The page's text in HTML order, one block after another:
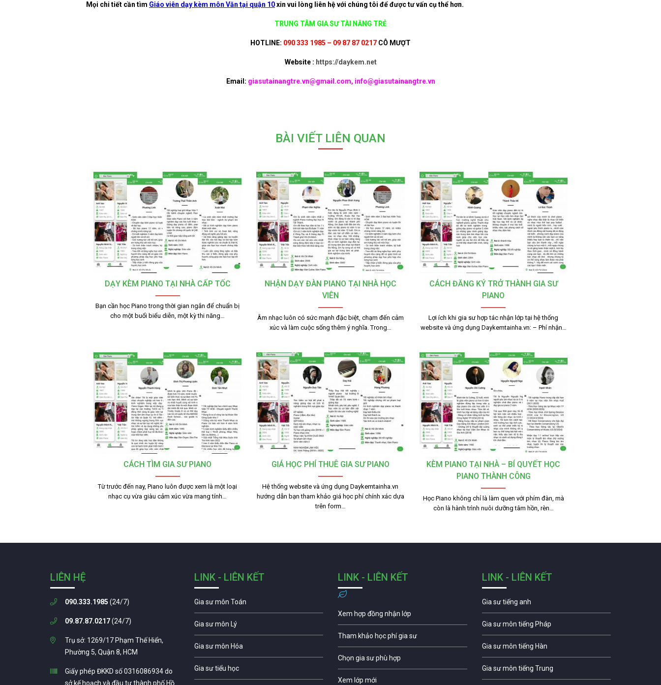
Mọi chi tiết cần tìm Giáo viên dạy kèm môn Văn tại quận 10xin vui lòng liên hệ với chúng tôi để được tư vấn cụ thể hơn.
TRUNG TÂM GIA SƯ TÀI NĂNG TRẺ
HOTLINE: 090 333 1985 – 09 87 87 0217 CÔ MƯỢT
Website : https://daykem.net
Email: giasutainangtre.vn@gmail.com, info@giasutainangtre.vn
BÀI VIẾT LIÊN QUAN
DẠY KÈM PIANO TẠI NHÀ CẤP TỐC
Bạn cần học Piano trong thời gian ngắn để chuẩn bị
cho một buổi biểu diễn, một kỳ thi năng…
NHẬN DẠY ĐÀN PIANO TẠI NHÀ HỌC
VIÊN
Âm nhạc luôn có sức mạnh đặc biệt, chạm đến cảm
xúc và làm cuộc sống thêm ý nghĩa. Trong…
CÁCH ĐĂNG KÝ TRỞ THÀNH GIA SƯ
PIANO
Lợi ích khi gia sư hợp tác nhận lớp tại hệ thống
website và ứng dụng Daykemtainha.vn: – Phí nhận…
CÁCH TÌM GIA SƯ PIANO
Từ trước đến nay, Piano luôn được xem là một loại
nhạc cụ vừa giàu cảm xúc vừa mang tính…
GIÁ HỌC PHÍ THUÊ GIA SƯ PIANO
Hệ thống website và ứng dụng Daykemtainha.vn
hướng dẫn bạn tham khảo giá học phí chính xác dựa
trên form…
KÈM PIANO TẠI NHÀ – BÍ QUYẾT HỌC
PIANO THÀNH CÔNG
Học Piano không chỉ là làm quen với phím đàn, mà
còn là hành trình nuôi dưỡng tâm hồn, rèn…
LIÊN HỆ
090.333.1985 (24/7)
09.87.87.0217(24/7)
Trụ sở: 1269/17 Phạm Thế Hiển,
Phường 5, Quận 8, HCM
Giấy phép ĐKKD số 0316086934 do
sở kế hoạch và đầu tư thành phố Hồ
LINK - LIÊN KẾT
Gia sư môn Toán
Gia sư môn Lý
Gia sư môn Hóa
Gia sư tiểu học
LINK - LIÊN KẾT
Xem hợp đồng nhận lớp
Tham khảo học phí gia sư
Chọn gia sư phù hợp
Xem lớp mới
LINK - LIÊN KẾT
Gia sư tiếng anh
Gia sư môn tiếng Pháp
Gia sư môn tiếng Hàn
Gia sư môn tiếng Trung